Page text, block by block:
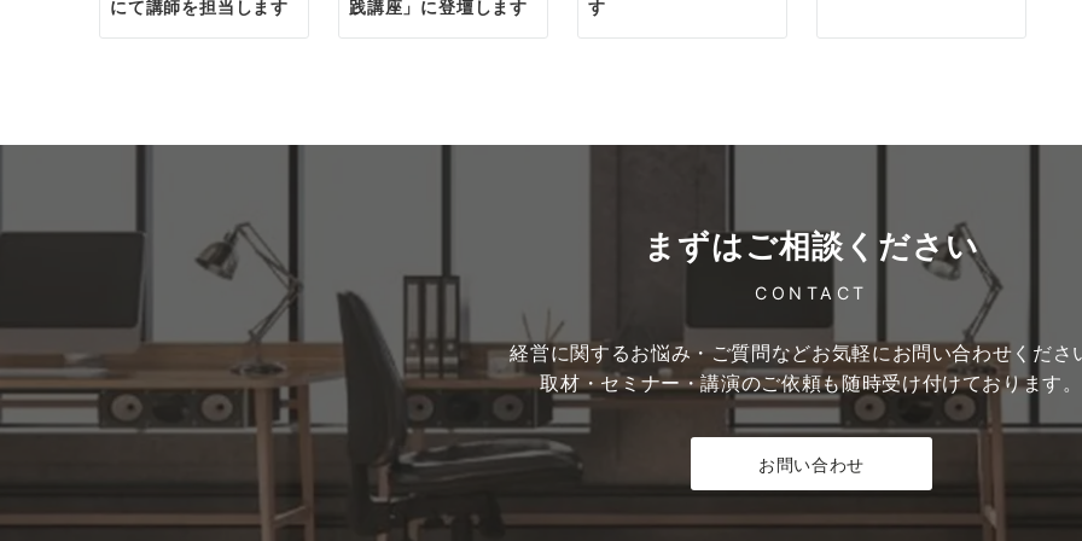
にて講師を担当します 践講座」に登壇します す
まずはご相談ください
CONTACT
経営に関するお悩み・ご質問などお気軽にお問い合わせくださ
取材・セミナー・講演のご依頼も随時受け付けております。
お問い合わせ